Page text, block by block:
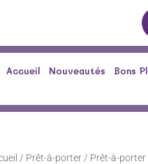
Accueil Nouveautés Bons
/ Prêt-à-porter / Prêt-à-porter